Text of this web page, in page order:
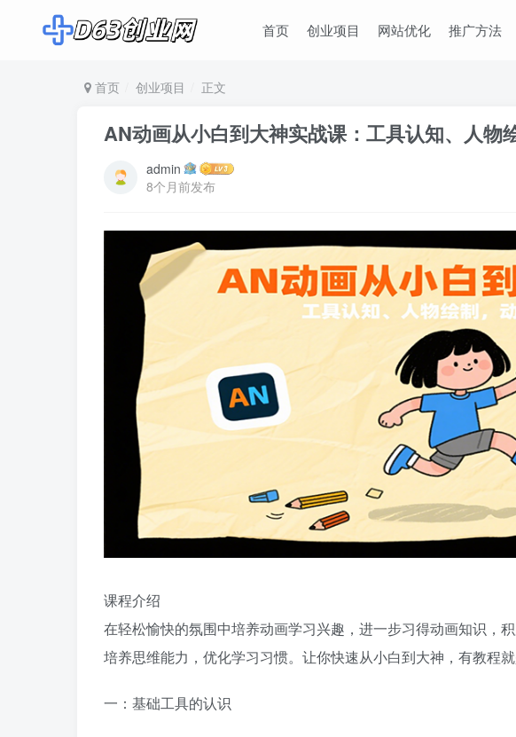
首页 创业项目 网站优化 推广方法
首页 创业项目 正文
AN动画从小白到大神实战课：工具认知、人物
admin
8个月前发布
课程介绍
在轻松愉快的氛围中培养动画学习兴趣，进一步习得动画知识，
培养思维能力，优化学习习惯。让你快速从小白到大神，有教程就
一：基础工具的认识